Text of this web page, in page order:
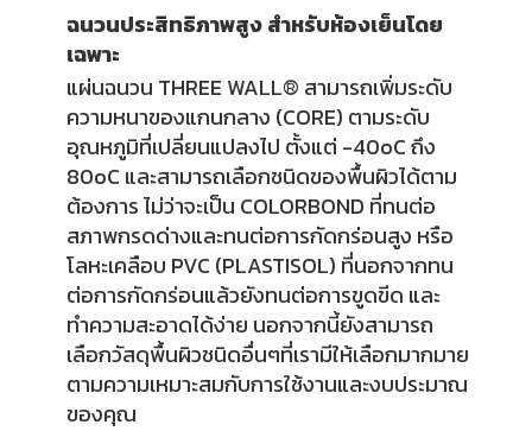
ฉนวนประสิทธิภาพสูง สำหรับห้องเย็นโดย
เฉพาะ
แผ่นฉนวน THREE WALL® สามารถเพิ่มระดับ
ความหนาของแกนกลาง (CORE) ตามระดับ
อุณหภูมิที่เปลี่ยนแปลงไป ตั้งแต่ -40oC ถึง
80oC และสามารถเลือกชนิดของพื้นผิวได้ตาม
ต้องการ ไม่ว่าจะเป็น COLORBOND ที่ทนต่อ
สภาพกรดด่างและทนต่อการกัดกร่อนสูง หรือ
โลหะเคลือบ PVC (PLASTISOL) ที่นอกจากทน
ต่อการกัดกร่อนแล้วยังทนต่อการขูดขีด และ
ทำความสะอาดได้ง่าย นอกจากนี้ยังสามารถ
เลือกวัสดุพื้นผิวชนิดอื่นๆที่เรามีให้เลือกมากมาย
ตามความเหมาะสมกับการใช้งานและงบประมาณ
ของคุณ